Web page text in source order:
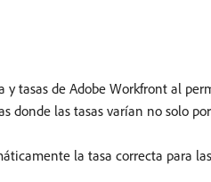
tasas de Adobe Workfront al
donde las tasas varían no solo
la tasa correcta para